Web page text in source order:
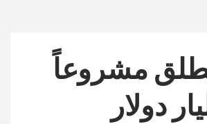
مشروعاً
مليار دولار